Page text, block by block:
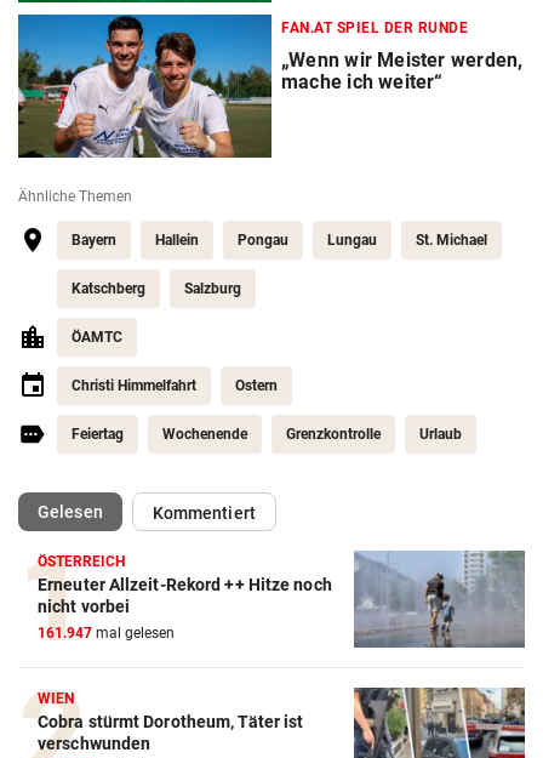
FAN.AT SPIEL DER RUNDE
„Wenn wir Meister werden,
mache ich weiter“
Ähnliche Themen
Bayern Hallein Pongau Lungau St. Michael
Katschberg Salzburg
ÖAMTC
Christi Himmelfahrt Ostern
Feiertag Wochenende Grenzkontrolle Urlaub
Gelesen(ausgewählt)Kommentiert
ÖSTERREICH
Erneuter Allzeit-Rekord ++ Hitze noch
nicht vorbei
161.947 mal gelesen
WIEN
Cobra stürmt Dorotheum, Täter ist
verschwunden